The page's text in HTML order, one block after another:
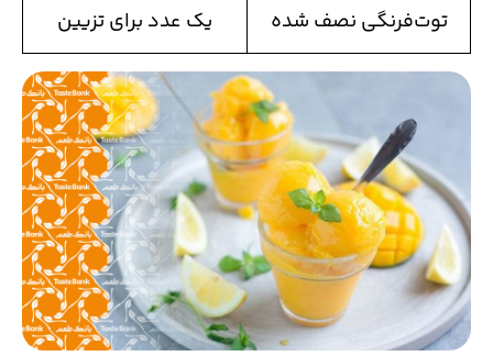
توت‌فرنگی نصف شده یک عدد برای تزیین